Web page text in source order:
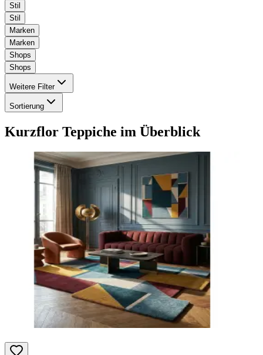
Stil
Stil
Marken
Marken
Shops
Shops
Weitere Filter
Sortierung
Kurzflor Teppiche im Überblick